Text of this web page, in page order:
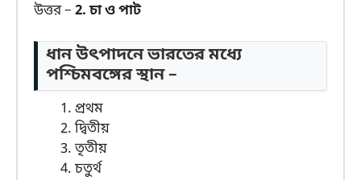
উত্তর – 2. চা ও পাট
ধান উৎপাদনে ভারতের মধ্যে
পশ্চিমবঙ্গের স্থান –
প্রথম
দ্বিতীয়
তৃতীয়
চতুর্থ